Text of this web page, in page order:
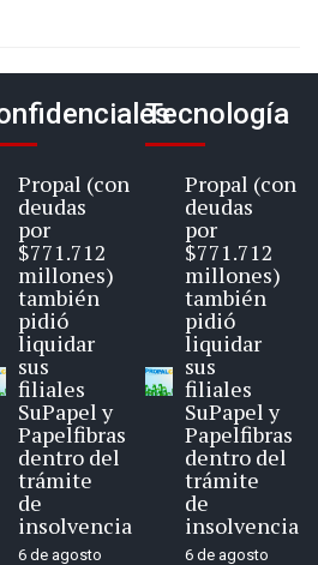
Propal (con
deudas
por
$771.712
millones)
también
pidió
liquidar
sus
filiales
SuPapel y
Papelfibras
dentro del
trámite
de
insolvencia
6 de agosto
Tecnología
Propal (con
deudas
por
$771.712
millones)
también
pidió
liquidar
sus
filiales
SuPapel y
Papelfibras
dentro del
trámite
de
insolvencia
6 de agosto